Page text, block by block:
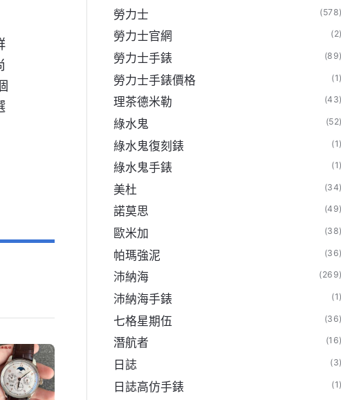
勞力士
勞力士官網
勞力士手錶
勞力士手錶價格
理茶德米勒
綠水鬼
綠水鬼復刻錶
綠水鬼手錶
美杜
諾莫思
歐米加
帕瑪強泥
沛納海
沛納海手錶
七格星期伍
潛航者
日誌
日誌高仿手錶